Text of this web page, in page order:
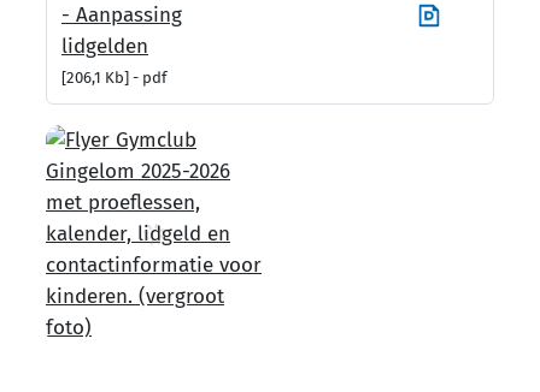
- Aanpassing
lidgelden
206,1 Kb pdf